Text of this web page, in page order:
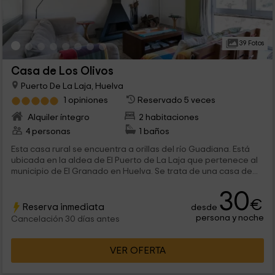
39 Fotos
Casa de Los Olivos
Puerto De La Laja, Huelva
1 opiniones
Reservado 5 veces
Alquiler íntegro
2 habitaciones
4 personas
1 baños
Esta casa rural se encuentra a orillas del río Guadiana. Está
ubicada en la aldea de El Puerto de La Laja que pertenece al
municipio de El Granado en Huelva. Se trata de una casa de...
Reserva inmediata
Cancelación 30 días antes
desde 30€
persona y noche
VER OFERTA